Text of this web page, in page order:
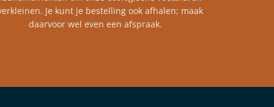
Je kunt je bestelling ook afhalen; maak
daarvoor wel even een afspraak.